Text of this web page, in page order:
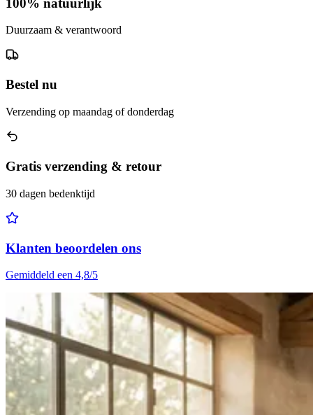
Duurzaam & verantwoord
Bestel nu
Verzending op maandag of donderdag
Gratis verzending & retour
30 dagen bedenktijd
Klanten beoordelen ons
Gemiddeld een 4,8/5